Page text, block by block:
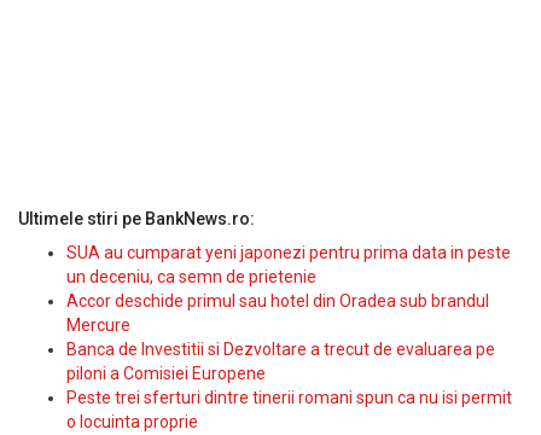
Ultimele stiri pe BankNews.ro:
SUA au cumparat yeni japonezi pentru prima data in peste
un deceniu, ca semn de prietenie
Accor deschide primul sau hotel din Oradea sub brandul
Mercure
Banca de Investitii si Dezvoltare a trecut de evaluarea pe
piloni a Comisiei Europene
Peste trei sferturi dintre tinerii romani spun ca nu isi permit
o locuinta proprie